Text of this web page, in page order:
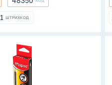
48350
ШТРИХКОД